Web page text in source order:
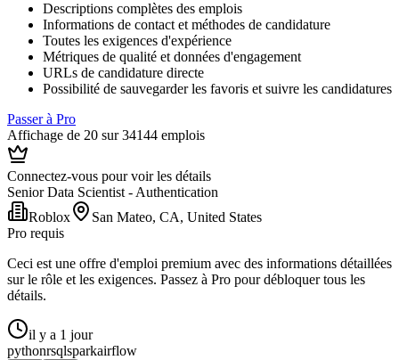
Descriptions complètes des emplois
Informations de contact et méthodes de candidature
Toutes les exigences d'expérience
Métriques de qualité et données d'engagement
URLs de candidature directe
Possibilité de sauvegarder les favoris et suivre les candidatures
Passer à Pro
Affichage de 20 sur 34144 emplois
Connectez-vous pour voir les détails
Senior Data Scientist - Authentication
Roblox
San Mateo, CA, United States
Pro requis
Ceci est une offre d'emploi premium avec des informations détaillées
sur le rôle et les exigences. Passez à Pro pour débloquer tous les
détails.
il y a 1 jour
pythonrsqlsparkairflow